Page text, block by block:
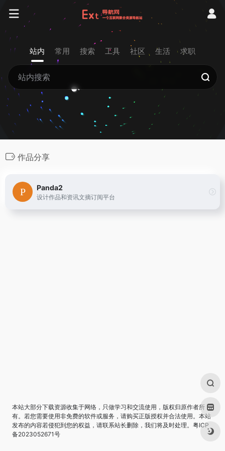
站内 常用 搜索 工具 社区 生活 求职
作品分享
Panda2
设计作品和资讯文摘订阅平台
本站大部分下载资源收集于网络，只做学习和交流使用，版权归原作者所
有。若您需要使用非免费的软件或服务，请购买正版授权并合法使用。本站
发布的内容若侵犯到您的权益，请联系站长删除，我们将及时处理。 粤ICP
备2023052671号